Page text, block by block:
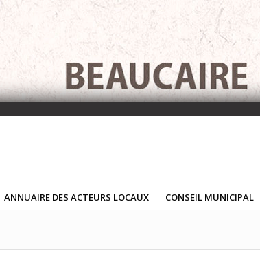
ANNUAIRE DES ACTEURS LOCAUX CONSEIL MUNICIPAL